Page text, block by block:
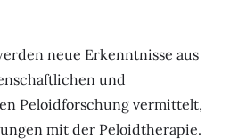
neue Erkenntnisse aus
und
Peloidforschung vermittelt,
mit der Peloidtherapie.